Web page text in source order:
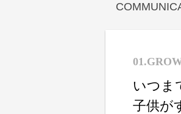
いつま
子供が